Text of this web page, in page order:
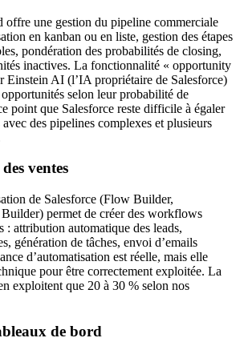
offre une gestion du pipeline commerciale
en kanban ou en liste, gestion des étapes
pondération des probabilités de closing,
inactives. La fonctionnalité « opportunity
Einstein AI (l’IA propriétaire de Salesforce)
selon leur probabilité de
point que Salesforce reste difficile à égaler
des pipelines complexes et plusieurs
ventes
de Salesforce (Flow Builder,
Builder) permet de créer des workflows
: attribution automatique des leads,
génération de tâches, envoi d’emails
d’automatisation est réelle, mais elle
pour être correctement exploitée. La
exploitent que 20 à 30 % selon nos
de bord